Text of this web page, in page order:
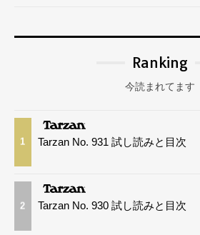
Ranking
今読まれてます
1 Tarzan No. 931 試し読みと目次
2 Tarzan No. 930 試し読みと目次